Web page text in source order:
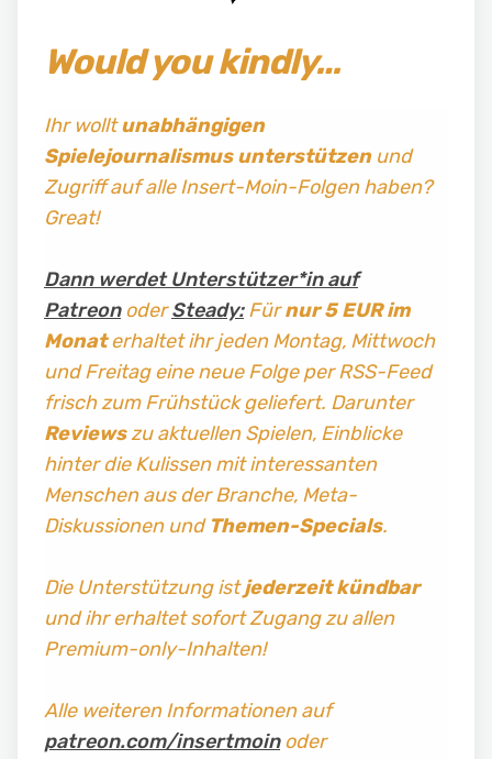
Would you kindly…
Ihr wolltunabhängigen
Spielejournalismus unterstützenund
Zugriff auf alle Insert-Moin-Folgen haben?
Great!
Dann werdet Unterstützer*in auf
PatreonoderSteady:Fürnur 5 EUR im
Monaterhaltet ihr jeden Montag, Mittwoch
und Freitag eine neue Folge per RSS-Feed
frisch zum Frühstück geliefert. Darunter
Reviewszu aktuellen Spielen, Einblicke
hinter die Kulissen mit interessanten
Menschen aus der Branche, Meta-
Diskussionen und Themen-Specials.
Die Unterstützung istjederzeit kündbar
und ihr erhaltet sofort Zugang zu allen
Premium-only-Inhalten!
Alle weiteren Informationen auf
patreon.com/insertmoinoder